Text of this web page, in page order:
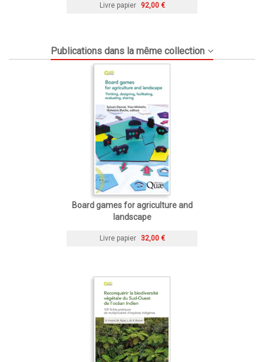
Livre papier 92,00 €
Publications dans la même collection
Board games for agriculture and
landscape
Livre papier 32,00 €